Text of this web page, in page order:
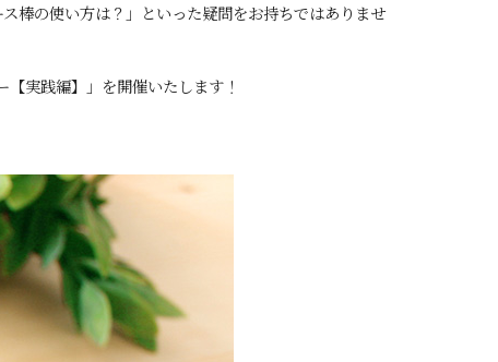
棒の使い方は？」といった疑問をお持ちではありませ
実践編】」を開催いたします！